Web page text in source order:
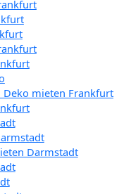
mieten Frankfurt
Darmstadt